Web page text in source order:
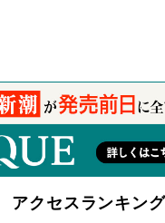
アクセスランキング